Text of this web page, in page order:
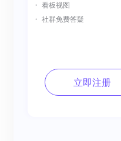
看板视图
社群免费答疑
立即注册